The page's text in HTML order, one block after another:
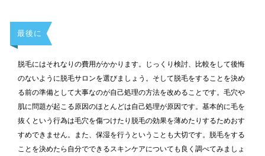
最後に
脱毛にはそれなりの費用がかかります。じっくり検討、比較をして後悔
のないように脱毛サロンを選びましょう。そして脱毛をすることを決め
る前の準備として大事なのが自己処理の方法を改めることです。毛穴や
肌に問題が起こる原因のほとんどは自己処理が原因です。基本的に毛を
抜くという行為は毛穴を傷つけたり脱毛の効果を薄めたりするためおす
すめできません。また、保湿を行うということも大切です。脱毛をする
ことを決めたら自分でできるスキンケアについても良く調べてみましょ